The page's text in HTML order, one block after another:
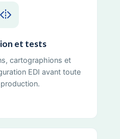
et tests
cartographions et
EDI avant toute